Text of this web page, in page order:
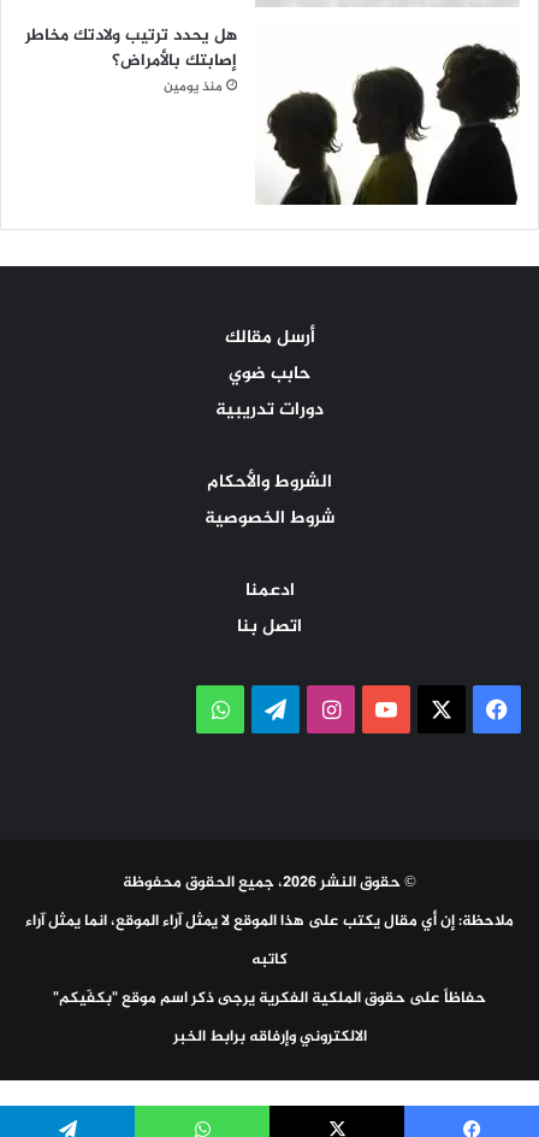
هل يحدد ترتيب ولادتك مخاطر
إصابتك بالأمراض؟
منذ يومين
أرسل مقالك
حابب ضوي
دورات تدريبية
الشروط والأحكام
شروط الخصوصية
ادعمنا
اتصل بنا
فيسبوك ‫YouTubeانستقرامتيلقرامواتساب
© حقوق النشر 2026، جميع الحقوق محفوظة
ملاحظة: إن أي مقال يكتب على هذا الموقع لا يمثل آراء الموقع، انما يمثل آراء
كاتبه
حفاظاً على حقوق الملكية الفكرية يرجى ذكر اسم موقع "بكفّيكم"
الالكتروني وإرفاقه برابط الخبر